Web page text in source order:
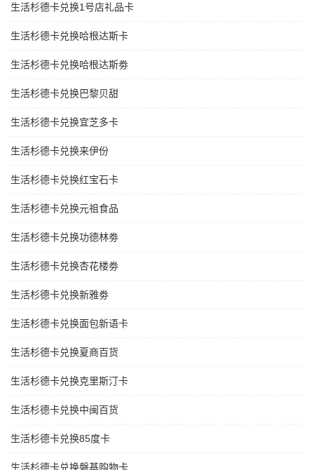
生活杉德卡兑换1号店礼品卡
生活杉德卡兑换哈根达斯卡
生活杉德卡兑换哈根达斯劵
生活杉德卡兑换巴黎贝甜
生活杉德卡兑换宜芝多卡
生活杉德卡兑换来伊份
生活杉德卡兑换红宝石卡
生活杉德卡兑换元祖食品
生活杉德卡兑换功德林劵
生活杉德卡兑换杏花楼劵
生活杉德卡兑换新雅劵
生活杉德卡兑换面包新语卡
生活杉德卡兑换夏商百货
生活杉德卡兑换克里斯汀卡
生活杉德卡兑换中闽百货
生活杉德卡兑换85度卡
生活杉德卡兑换磐基购物卡